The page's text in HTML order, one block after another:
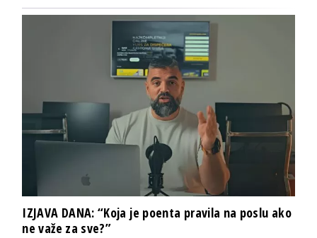
IZJAVA DANA: “Koja je poenta pravila na poslu ako
ne važe za sve?”